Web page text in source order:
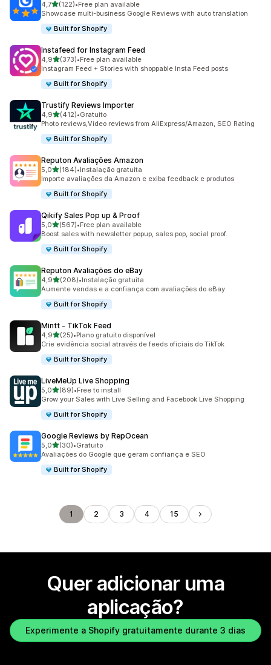
4,7de 5 estrelas
(122)
122 total de avaliações
•Free plan available
Showcase multi-business Google Reviews with auto translation
Built for Shopify
Instafeed for Instagram Feed
4,9de 5 estrelas
(373)
373 total de avaliações
•Free plan available
Instagram Feed + Stories with shoppable Insta Feed posts
Built for Shopify
Trustify Reviews Importer
4,9de 5 estrelas
(412)
412 total de avaliações
•Gratuito
Photo reviews,Video reviews from AliExpress/Amazon, SEO Rating
Built for Shopify
Reputon Avaliações Amazon
5,0de 5 estrelas
(184)
184 total de avaliações
•Instalação gratuita
Importe avaliações da Amazon e exiba feedback e produtos
Built for Shopify
Qikify Sales Pop up & Proof
5,0de 5 estrelas
(567)
567 total de avaliações
•Free plan available
Boost sales with newsletter popup, sales pop, social proof.
Built for Shopify
Reputon Avaliações do eBay
4,9de 5 estrelas
(208)
208 total de avaliações
•Instalação gratuita
Aumente vendas e a confiança com avaliações do eBay
Built for Shopify
Mintt ‑ TikTok Feed
4,9de 5 estrelas
(25)
25 total de avaliações
•Plano gratuito disponível
Crie evidência social através de feeds oficiais do TikTok
Built for Shopify
LiveMeUp Live Shopping
5,0de 5 estrelas
(89)
89 total de avaliações
•Free to install
Grow your Sales with Live Selling and Facebook Live Shopping
Built for Shopify
Google Reviews by RepOcean
5,0de 5 estrelas
(30)
30 total de avaliações
•Gratuito
Avaliações do Google que geram confiança e SEO
Built for Shopify
1 2 3 4 15
Quer adicionar uma
aplicação?
Experimente a Shopify gratuitamente durante 3 dias